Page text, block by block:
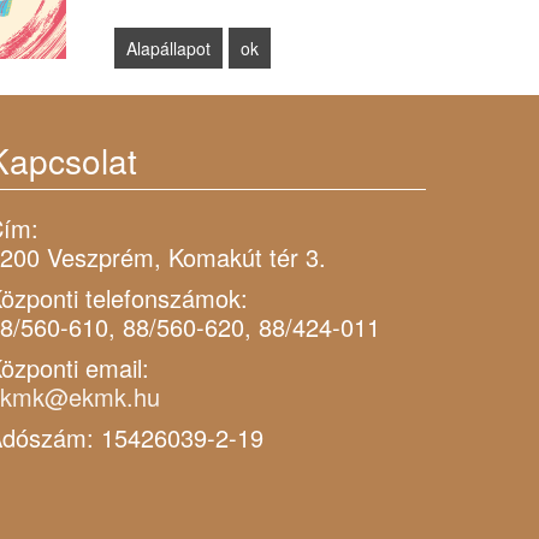
Veszprém, Komakút tér 3.
telefonszámok:
560-610, 88/560-620, 88/424-011
email:
15426039-2-19